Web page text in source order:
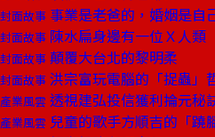
封面故事 事業是老爸的，婚姻是自
封面故事 陳水扁身邊有一位Ｘ人類
封面故事 顛覆大台北的黎明柔
封面故事 洪宗富玩電腦的「捉蟲」
產業風雲 透視建弘投信獲利掄元秘
產業風雲 兒童的歌手方順吉的「蹺